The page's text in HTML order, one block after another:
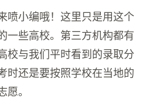
喷小编哦！这里只是用这个
一些高校。第三方机构都有
校与我们平时看到的录取分
时还是要按照学校在当地的
愿。